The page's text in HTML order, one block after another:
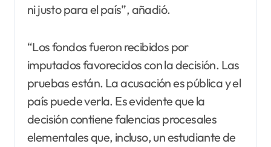
ni justo para el país”, añadió.
“Los fondos fueron recibidos por
imputados favorecidos con la decisión. Las
pruebas están. La acusación es pública y el
país puede verla. Es evidente que la
decisión contiene falencias procesales
elementales que, incluso, un estudiante de